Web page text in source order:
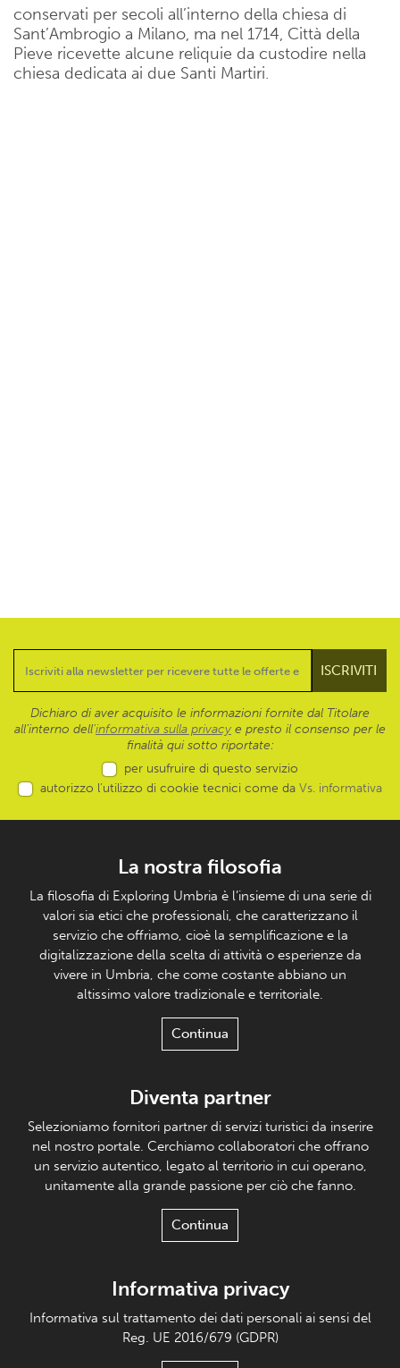
conservati per secoli all’interno della chiesa di
Sant’Ambrogio a Milano, ma nel 1714, Città della
Pieve ricevette alcune reliquie da custodire nella
chiesa dedicata ai due Santi Martiri.
Dichiaro di aver acquisito le informazioni fornite dal Titolare
all’interno dell'informativa sulla privacy e presto il consenso per le
finalità qui sotto riportate:
per usufruire di questo servizio
autorizzo l’utilizzo di cookie tecnici come da Vs. informativa
La nostra filosofia
La filosofia di Exploring Umbria è l’insieme di una serie di
valori sia etici che professionali, che caratterizzano il
servizio che offriamo, cioè la semplificazione e la
digitalizzazione della scelta di attività o esperienze da
vivere in Umbria, che come costante abbiano un
altissimo valore tradizionale e territoriale.
Continua
Diventa partner
Selezioniamo fornitori partner di servizi turistici da inserire
nel nostro portale. Cerchiamo collaboratori che offrano
un servizio autentico, legato al territorio in cui operano,
unitamente alla grande passione per ciò che fanno.
Continua
Informativa privacy
Informativa sul trattamento dei dati personali ai sensi del
Reg. UE 2016/679 (GDPR)